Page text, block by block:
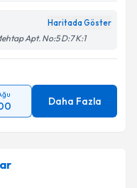
Haritada Göster
Apt. No:5 D:7 K:1
Daha Fazla